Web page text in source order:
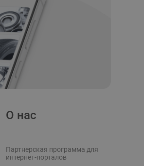
О нас
Партнерская программа для
интернет-порталов